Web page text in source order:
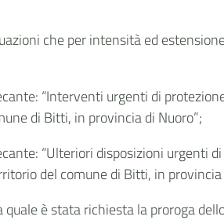
che per intensità ed
“Interventi urgenti di
di Bitti, in provincia di Nuoro”;
“Ulteriori disposizioni urgenti
del comune di Bitti, in provincia
è stata richiesta la proroga